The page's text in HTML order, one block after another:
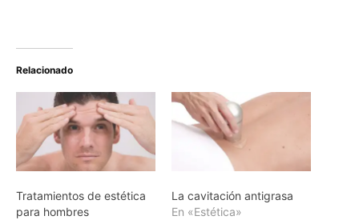
Relacionado
Tratamientos de estética
para hombres
La cavitación antigrasa
En «Estética»